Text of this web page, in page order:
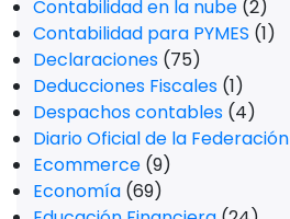
Contabilidad en la nube (2)
Contabilidad para PYMES (1)
Declaraciones (75)
Deducciones Fiscales (1)
Despachos contables (4)
Diario Oficial de la Federación
Ecommerce (9)
Economía (69)